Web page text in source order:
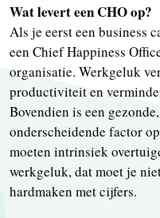
Wat levert een CHO op?
Als je eerst een business
een Chief Happiness
organisatie. Werkgeluk
productiviteit en
Bovendien is een
onderscheidende factor
moeten intrinsiek
werkgeluk, dat moet je
hardmaken met cijfers.